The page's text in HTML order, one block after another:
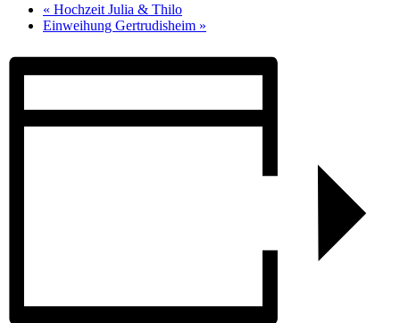
« Hochzeit Julia & Thilo
Einweihung Gertrudisheim »